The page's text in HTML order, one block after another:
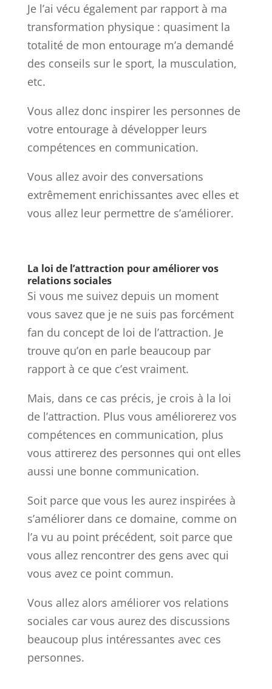
Je l’ai vécu également par rapport à ma
transformation physique : quasiment la
totalité de mon entourage m’a demandé
des conseils sur le sport, la musculation,
etc.
Vous allez donc inspirer les personnes de
votre entourage à développer leurs
compétences en communication.
Vous allez avoir des conversations
extrêmement enrichissantes avec elles et
vous allez leur permettre de s’améliorer.
La loi de l’attraction pour améliorer vos
relations sociales
Si vous me suivez depuis un moment
vous savez que je ne suis pas forcément
fan du concept de loi de l’attraction. Je
trouve qu’on en parle beaucoup par
rapport à ce que c’est vraiment.
Mais, dans ce cas précis, je crois à la loi
de l’attraction. Plus vous améliorerez vos
compétences en communication, plus
vous attirerez des personnes qui ont elles
aussi une bonne communication.
Soit parce que vous les aurez inspirées à
s’améliorer dans ce domaine, comme on
l’a vu au point précédent, soit parce que
vous allez rencontrer des gens avec qui
vous avez ce point commun.
Vous allez alors améliorer vos relations
sociales car vous aurez des discussions
beaucoup plus intéressantes avec ces
personnes.